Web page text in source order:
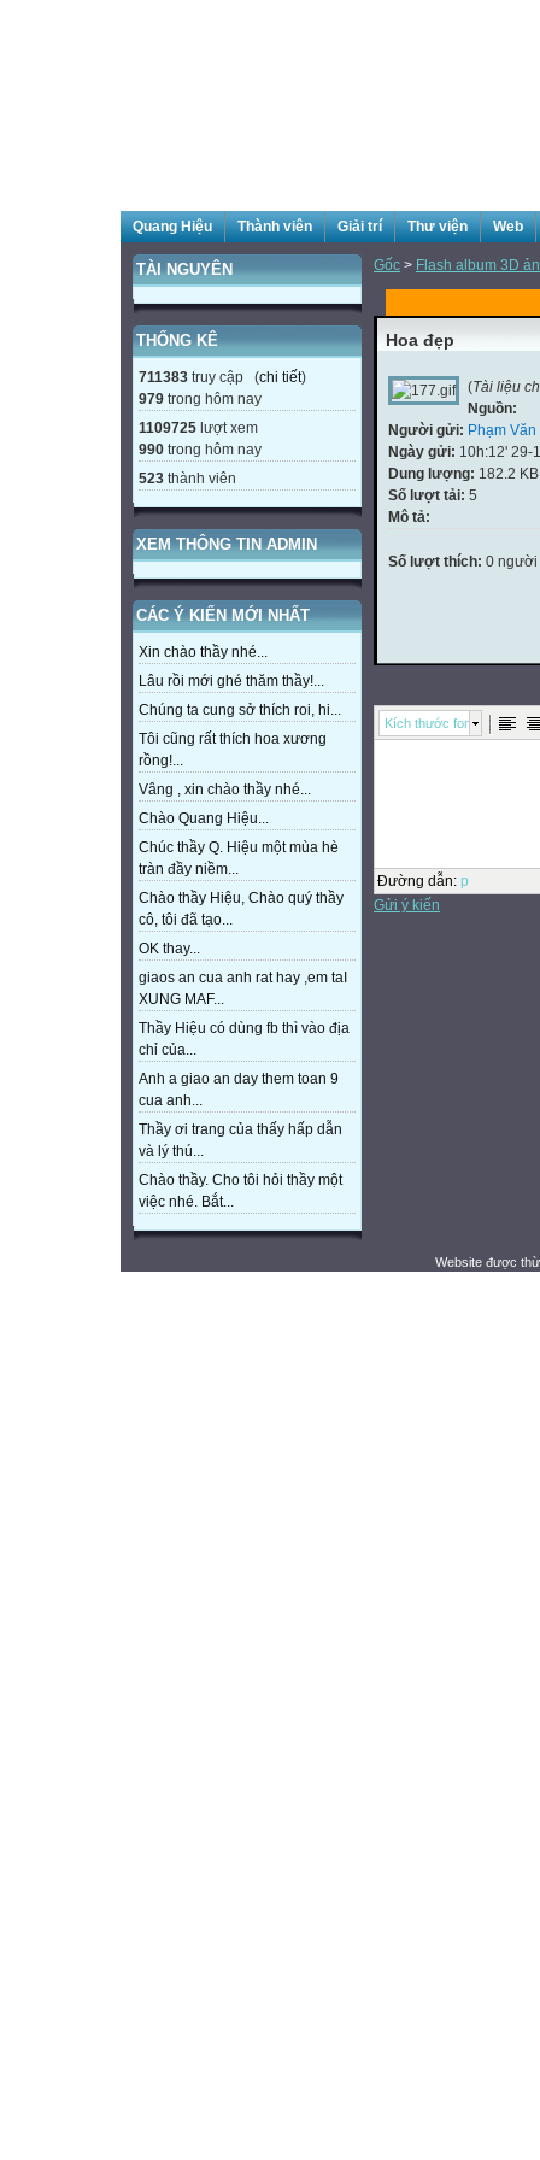
Quang Hiệu Thành viên Giải trí Thư viện Web
TÀI NGUYÊN
THỐNG KÊ
711383 truy cập (chi tiết)
979 trong hôm nay
1109725 lượt xem
990 trong hôm nay
523 thành viên
XEM THÔNG TIN ADMIN
CÁC Ý KIẾN MỚI NHẤT
Xin chào thầy nhé...
Lâu rồi mới ghé thăm thầy!...
Chúng ta cung sở thích roi, hi...
Tôi cũng rất thích hoa xương
rồng!...
Vâng , xin chào thầy nhé...
Chào Quang Hiệu...
Chúc thầy Q. Hiệu một mùa hè
tràn đầy niềm...
Chào thầy Hiệu, Chào quý thầy
cô, tôi đã tạo...
OK thay...
giaos an cua anh rat hay ,em taI
XUNG MAF...
Thầy Hiệu có dùng fb thì vào địa
chỉ của...
Anh a giao an day them toan 9
cua anh...
Thầy ơi trang của thấy hấp dẫn
và lý thú...
Chào thầy. Cho tôi hỏi thầy một
việc nhé. Bắt...
Gốc > Flash album 3D
Hoa đẹp
(Tài liệu
Nguồn:
Người gửi: Phạm
Ngày gửi: 10h:12' 29-
Dung lượng: 182.2 KB
Số lượt tải: 5
Mô tả:
Số lượt thích: 0 người
Kích thước font
Đường dẫn: p
Gửi ý kiến
Website được